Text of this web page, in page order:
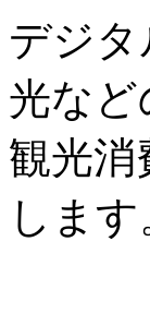
デジ
光など
観光消
します